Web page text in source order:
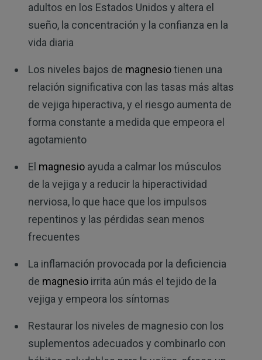
adultos en los Estados Unidos y altera el
sueño, la concentración y la confianza en la
vida diaria
Los niveles bajos de magnesiotienen una
relación significativa con las tasas más altas
de vejiga hiperactiva, y el riesgo aumenta de
forma constante a medida que empeora el
agotamiento
El magnesioayuda a calmar los músculos
de la vejiga y a reducir la hiperactividad
nerviosa, lo que hace que los impulsos
repentinos y las pérdidas sean menos
frecuentes
La inflamación provocada por la deficiencia
de magnesioirrita aún más el tejido de la
vejiga y empeora los síntomas
Restaurar los niveles de magnesio con los
suplementos adecuados y combinarlo con